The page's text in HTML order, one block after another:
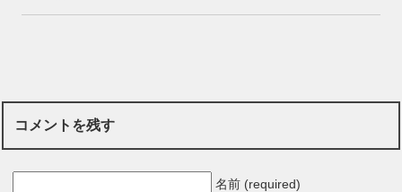
コメントを残す
名前 (required)